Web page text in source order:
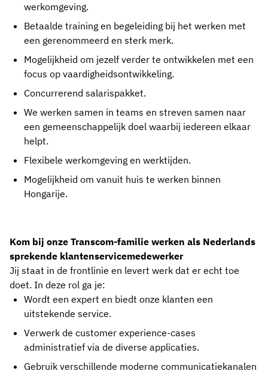
werkomgeving.
Betaalde training en begeleiding bij het werken met
een gerenommeerd en sterk merk.
Mogelijkheid om jezelf verder te ontwikkelen met een
focus op vaardigheidsontwikkeling.
Concurrerend salarispakket.
We werken samen in teams en streven samen naar
een gemeenschappelijk doel waarbij iedereen elkaar
helpt.
Flexibele werkomgeving en werktijden.
Mogelijkheid om vanuit huis te werken binnen
Hongarije.
Kom bij onze Transcom-familie werken als Nederlands
sprekende klantenservicemedewerker
Jij staat in de frontlinie en levert werk dat er echt toe
doet. In deze rol ga je:
Wordt een expert en biedt onze klanten een
uitstekende service.
Verwerk de customer experience-cases
administratief via de diverse applicaties.
Gebruik verschillende moderne communicatiekanalen